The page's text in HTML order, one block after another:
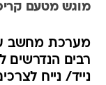
מוגש מטעם
מערכת מחשב
רבים הנדרשים
נייד/ נייח